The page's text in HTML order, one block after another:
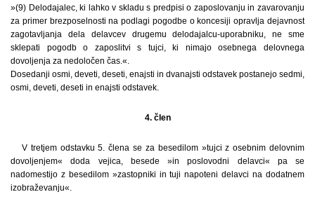
»(9) Delodajalec, ki lahko v skladu s predpisi o zaposlovanju in zavarovanju
za primer brezposelnosti na podlagi pogodbe o koncesiji opravlja dejavnost
zagotavljanja dela delavcev drugemu delodajalcu-uporabniku, ne sme
sklepati pogodb o zaposlitvi s tujci, ki nimajo osebnega delovnega
dovoljenja za nedoločen čas.«.
Dosedanji osmi, deveti, deseti, enajsti in dvanajsti odstavek postanejo sedmi,
osmi, deveti, deseti in enajsti odstavek.
4. člen
V tretjem odstavku 5. člena se za besedilom »tujci z osebnim delovnim
dovoljenjem« doda vejica, besede »in poslovodni delavci« pa se
nadomestijo z besedilom »zastopniki in tuji napoteni delavci na dodatnem
izobraževanju«.